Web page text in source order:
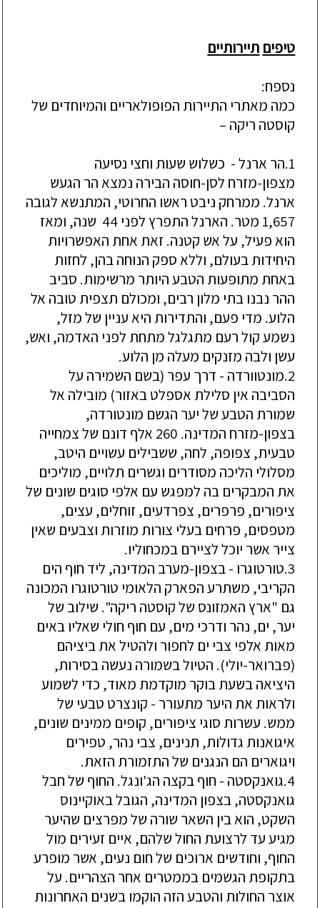
טיפים תיירותיים
נספח:
כמה מאתרי התיירות הפופולאריים והמיוחדים של
קוסטה ריקה –
1. הר ארנל - כשלוש שעות וחצי נסיעה
מצפון-מזרח לסן-חוסה הבירה נמצא הר הגעש
ארנל. ממרחק ניבט ראשו החרוטי, המתנשא לגובה
1,657 מטר. הארנל התפרץ לפני 44 שנה, ומאז
הוא פעיל, על אש קטנה. זאת אחת האפשרויות
היחידות בעולם, וללא ספק הנוחה בהן, לחזות
באחת מתופעות הטבע היותר מרשימות. סביב
ההר נבנו בתי מלון רבים, ומכולם תצפית טובה אל
הלוע. מדי פעם, והתדירות היא עניין של מזל,
נשמע קול רעם מתגלגל מתחת לפני האדמה, ואש,
עשן ולבה מזנקים מעלה מן הלוע.
2.מונטוורדה - דרך עפר (בשם השמירה על
הסביבה אין סלילת אספלט באזור) מובילה אל
שמורת הטבע של יער הגשם מונטורדה,
בצפון-מזרח המדינה. 260 אלף דונם של צמחייה
טבעית, צפופה, לחה, ששבילים עשויים היטב,
מסלולי הליכה מסודרים וגשרים תלויים, מוליכים
את המבקרים בה למפגש עם אלפי סוגים שונים של
ציפורים, פרפרים, צפרדעים, זוחלים, עצים,
מטפסים, פרחים בעלי צורות מוזרות וצבעים שאין
צייר אשר יוכל לציירם במכחוליו.
3.טורטוגרו - בצפון-מערב המדינה, ליד חוף הים
הקריבי, משתרע הפארק הלאומי טורטוגרו המכונה
גם "ארץ האמזונס של קוסטה ריקה". שילוב של
יער, ים, נהר ודרכי מים, עם חוף חולי שאליו באים
מאות אלפי צבי ים לחפור ולהטיל את ביציהם
(פברואר-יולי). הטיול בשמורה נעשה בסירות,
היציאה בשעת בוקר מוקדמת מאוד, כדי לשמוע
ולראות את היער מתעורר - קונצרט טבעי של
ממש. עשרות סוגי ציפורים, קופים ממינים שונים,
איגואנות גדולות, תנינים, צבי נהר, טפירים
ויגוארים הם הנגנים של התזמורת הזאת.
4.גואנקסטה - חוף בקצה הג'ונגל. החוף של חבל
גואנקסטה, בצפון המדינה, הגובל באוקיינוס
השקט, הוא בין השאר שורה של מפרצים שהיער
מגיע עד לרצועת החול שלהם, איים זעירים מול
החוף, וחודשים ארוכים של חום נעים, אשר מופרע
בתקופת הגשמים בממטרים אחר הצהריים. על
אוצר החולות והטבע הזה הוקמו בשנים האחרונות